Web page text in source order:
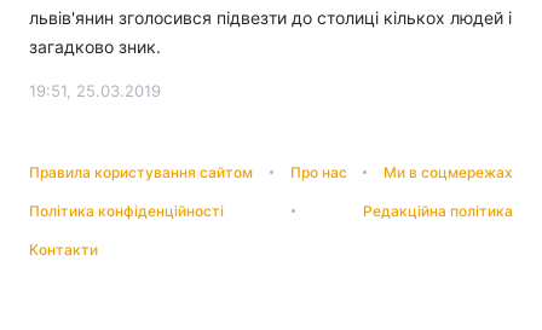
львів'янин зголосився підвезти до столиці кількох людей і
загадково зник.
19:51, 25.03.2019
Правила користування сайтом Про нас Ми в соцмережах
Політика конфіденційності Редакційна політика
Контакти